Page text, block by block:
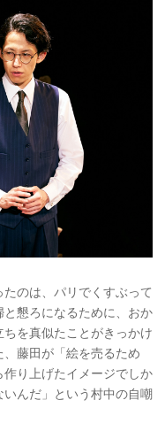
のは、パリでくすぶって
懇ろになるために、おか
を真似たことがきっかけ
藤田が「絵を売るため
り上げたイメージでしか
んだ」という村中の自嘲